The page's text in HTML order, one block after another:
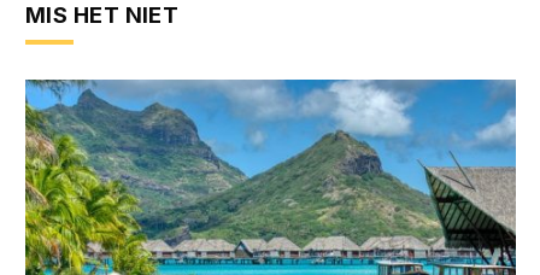
MIS HET NIET